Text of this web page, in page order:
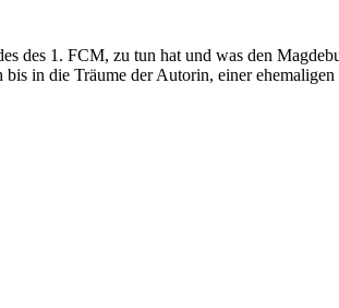
des 1. FCM, zu tun hat und was den
in die Träume der Autorin, einer